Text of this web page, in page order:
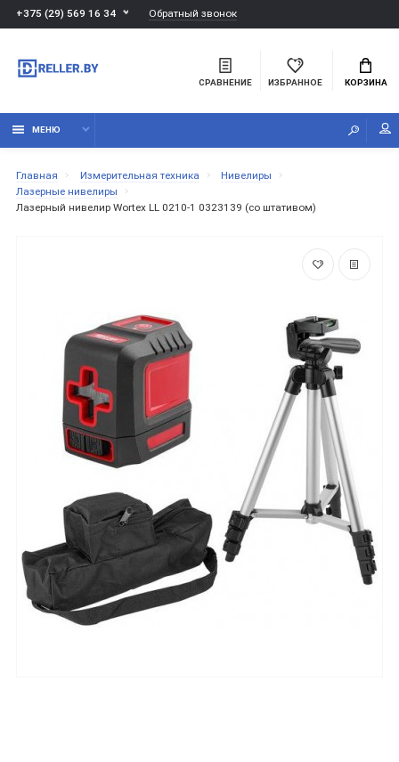
+375 (29) 569 16 34 Обратный звонок
СРАВНЕНИЕ ИЗБРАННОЕ КОРЗИНА
МЕНЮ
Главная Измерительная техника
Нивелиры
Лазерные нивелиры
Лазерный нивелир Wortex LL 0210-1 0323139 (со штативом)